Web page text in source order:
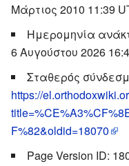
Μάρτιος 2010 11:39
Ημερομηνία
6 Αυγούστου 2026
Σταθερός
https://
F%82&oldid=18070
Page Version ID: